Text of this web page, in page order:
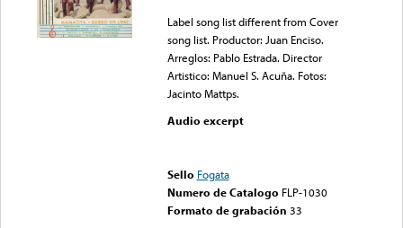
Label song list different from Cover
song list. Productor: Juan Enciso.
Arreglos: Pablo Estrada. Director
Artistico: Manuel S. Acuña. Fotos:
Jacinto Mattps.
Audio excerpt
Sello Fogata
Numero de Catalogo FLP-1030
Formato de grabación 33